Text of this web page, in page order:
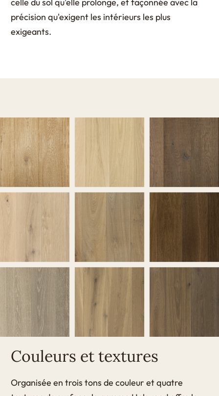
précision qu'exigent les intérieurs les plus
exigeants.
Couleurs et textures
Organisée en trois tons de couleur et quatre